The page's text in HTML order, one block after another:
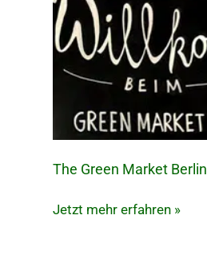
The Green Market Berlin
The
Market
Jetzt mehr erfahren »